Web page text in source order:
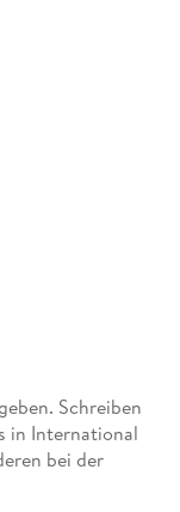
Schreiben
in International
bei der